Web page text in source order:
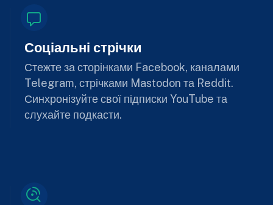
Соціальні стрічки
Стежте за сторінками Facebook, каналами
Telegram, стрічками Mastodon та Reddit.
Синхронізуйте свої підписки YouTube та
слухайте подкасти.